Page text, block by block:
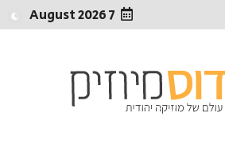
7 August 2026